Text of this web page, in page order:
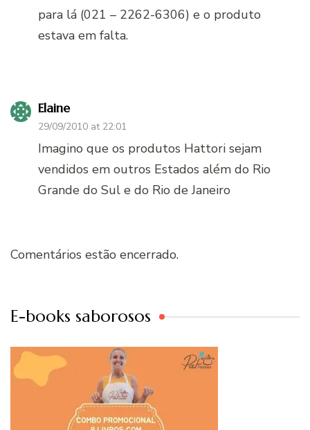
para lá (021 – 2262-6306) e o produto
estava em falta.
Elaine
29/09/2010 at 22:01
Imagino que os produtos Hattori sejam
vendidos em outros Estados além do Rio
Grande do Sul e do Rio de Janeiro
Comentários estão encerrado.
E-books saborosos